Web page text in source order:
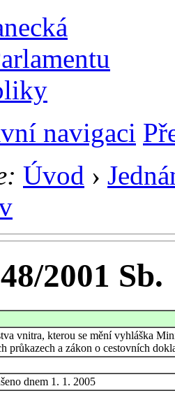
navigaci
Úvod ›
2001 Sb.
vnitra, kterou se mění vyhláška
průkazech a zákon o cestovních
dnem 1. 1. 2005